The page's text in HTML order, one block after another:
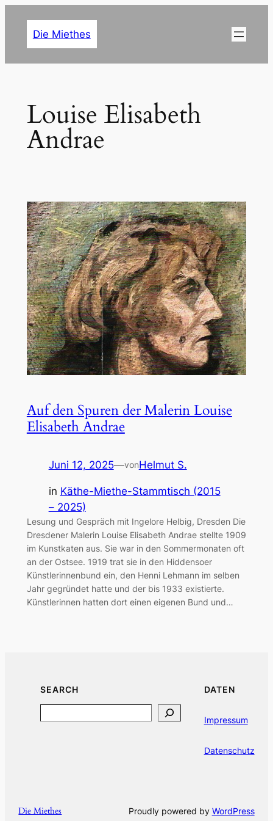
Die Miethes
Louise Elisabeth
Andrae
Auf den Spuren der Malerin Louise
Elisabeth Andrae
Juni 12, 2025—vonHelmut S.
in Käthe-Miethe-Stammtisch (2015
– 2025)
Lesung und Gespräch mit Ingelore Helbig, Dresden Die
Dresdener Malerin Louise Elisabeth Andrae stellte 1909
im Kunstkaten aus. Sie war in den Sommermonaten oft
an der Ostsee. 1919 trat sie in den Hiddensoer
Künstlerinnenbund ein, den Henni Lehmann im selben
Jahr gegründet hatte und der bis 1933 existierte.
Künstlerinnen hatten dort einen eigenen Bund und…
SEARCH DATEN
Impressum
Datenschutz
Die Miethes Proudly powered by WordPress